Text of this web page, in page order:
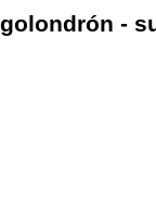
golondrón -